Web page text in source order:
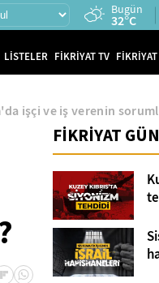
Bugün
32°C
LİSTELER FİKRİYAT TV
işçi ve iş verenin
FİKRİYAT